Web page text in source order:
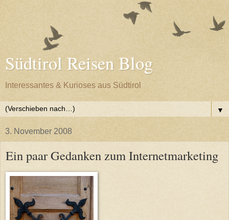
Südtirol Reisen Blog
Interessantes & Kurioses aus Südtirol
▼
3. November 2008
Ein paar Gedanken zum Internetmarketing